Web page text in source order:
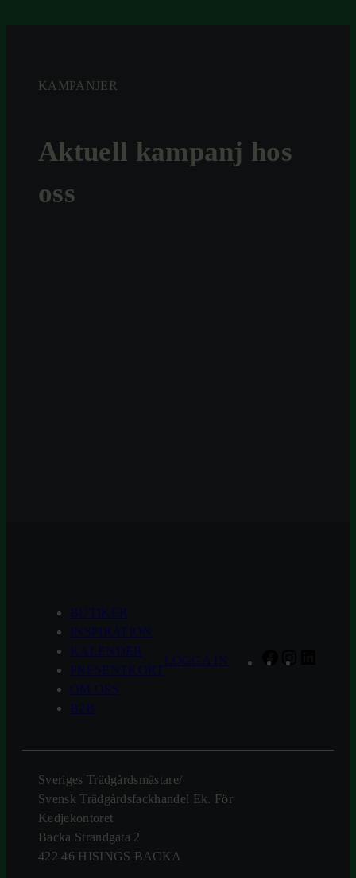
KAMPANJER
Aktuell kampanj hos
oss
BUTIKER
INSPIRATION
KALENDER
PRESENTKORT
OM OSS
B2B
LOGGA IN
Sveriges Trädgårdsmästare/
Svensk Trädgårdsfackhandel Ek. För
Kedjekontoret
Backa Strandgata 2
422 46 HISINGS BACKA